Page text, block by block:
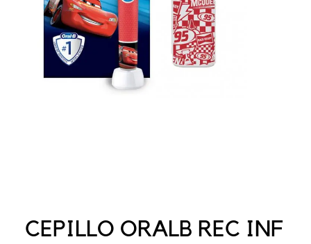
CEPILLO ORALB REC INF